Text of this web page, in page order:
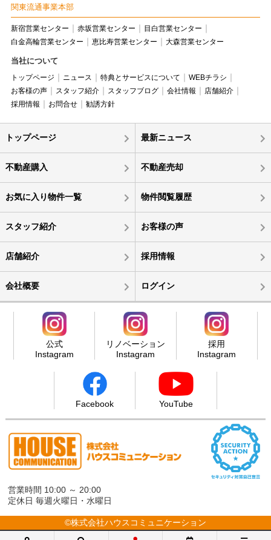
関東流通事業本部
新宿営業センター 赤坂営業センター
目白営業センター
白金高輪営業センター
恵比寿営業センター 大森営業センター
当社について
トップページ ニュース 特典とサービスについて
WEBチラシ
お客様の声
スタッフ紹介 スタッフブログ 会社情報
店舗紹介
採用情報
お問合せ 勧誘方針
トップページ 最新ニュース
不動産購入 不動産売却
お気に入り物件一覧 物件閲覧履歴
スタッフ紹介 お客様の声
店舗紹介 採用情報
会社概要 ログイン
公式
Instagram
リノベーション
Instagram
採用
Instagram
Facebook YouTube
営業時間 10:00 ～ 20:00
定休日 毎週火曜日・水曜日
©株式会社ハウスコミュニケーション